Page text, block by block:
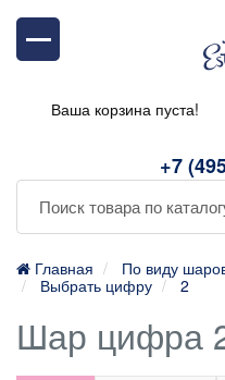
+7
Ваша корзина пуста!
Главная По виду
Выбрать цифру
2
Шар цифра